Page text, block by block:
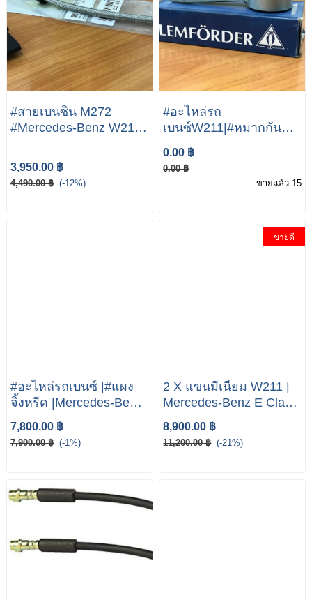
#สายเบนซิน M272
#Mercedes-Benz W211
3,950.00 ฿
4,490.00 ฿ (-12%)
#อะไหล่รถ
เบนซ์W211|#หมากกัน
โครง
หน้า|#StabilizerLinks|
Mercedes benz W211
0.00 ฿
0.00 ฿
ขายแล้ว 15
#อะไหล่รถเบนซ์ |#แผง
จิ้งหรีด |Mercedes-Benz
W211 E200 Kom E240
E220 CDI E280 E320
7,800.00 ฿
7,900.00 ฿ (-1%)
ขายดี
2 X แขนมีเนียม W211 |
Mercedes-Benz E Class
W211 E200 Kom E220
CDI E230 E240 E280
E55 E63
8,900.00 ฿
11,200.00 ฿ (-21%)